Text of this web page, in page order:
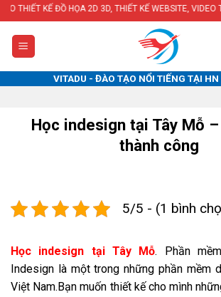
Skip
to
content
HỌA 2D 3D, THIẾT KẾ WEBSITE, VIDEO TẠI HÀ NỘI &
VITADU - ĐÀO TẠO NỔI TIẾNG TẠI
Học indesign tại Tây Mỗ
thành công
5/5 - (1 bình
Học indesign tại Tây Mỗ. Phần
Indesign là một trong những phần mềm
Việt Nam.Bạn muốn thiết kế cho mình